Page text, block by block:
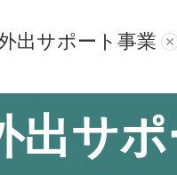
出サポート事業
出サ